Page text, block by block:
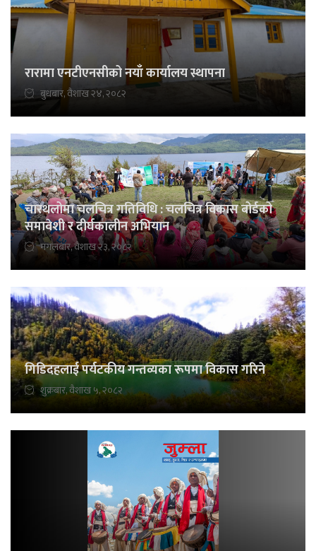
रारामा एनटीएनसीको नयाँ कार्यालय स्थापना
बुधबार, वैशाख २४, २०८२
चारथलोमा चलचित्र गतिविधि : चलचित्र विकास बोर्डको
समावेशी र दीर्घकालीन अभियान
मंगलबार, वैशाख २३, २०८२
गिडिदहलाई पर्यटकीय गन्तव्यका रूपमा विकास गरिने
शुक्रबार, वैशाख ५, २०८२